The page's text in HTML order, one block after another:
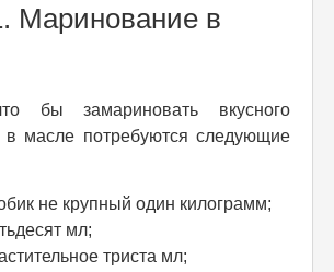
Маринование в
бы замариновать вкусного
в масле потребуются следующие
не крупный один килограмм;
мл;
триста мл;